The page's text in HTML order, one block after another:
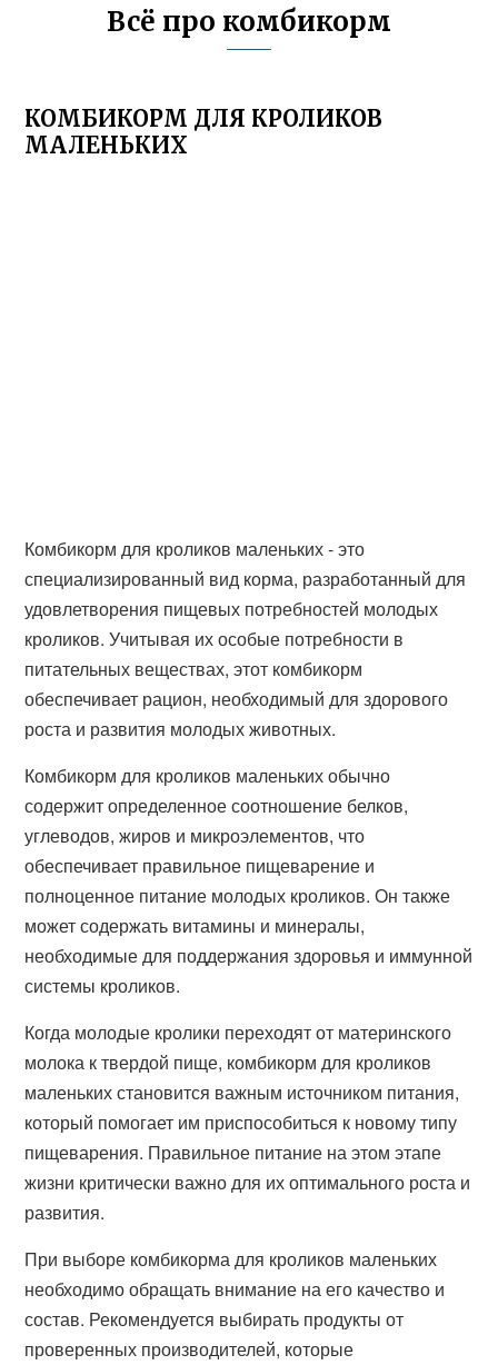
Всё про комбикорм
КОМБИКОРМ ДЛЯ КРОЛИКОВ
МАЛЕНЬКИХ
Комбикорм для кроликов маленьких - это
специализированный вид корма, разработанный для
удовлетворения пищевых потребностей молодых
кроликов. Учитывая их особые потребности в
питательных веществах, этот комбикорм
обеспечивает рацион, необходимый для здорового
роста и развития молодых животных.
Комбикорм для кроликов маленьких обычно
содержит определенное соотношение белков,
углеводов, жиров и микроэлементов, что
обеспечивает правильное пищеварение и
полноценное питание молодых кроликов. Он также
может содержать витамины и минералы,
необходимые для поддержания здоровья и иммунной
системы кроликов.
Когда молодые кролики переходят от материнского
молока к твердой пище, комбикорм для кроликов
маленьких становится важным источником питания,
который помогает им приспособиться к новому типу
пищеварения. Правильное питание на этом этапе
жизни критически важно для их оптимального роста и
развития.
При выборе комбикорма для кроликов маленьких
необходимо обращать внимание на его качество и
состав. Рекомендуется выбирать продукты от
проверенных производителей, которые